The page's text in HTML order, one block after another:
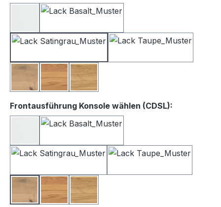
BalkeneicheKernbucheWildeiche
Frontausführung Konsole wählen (CDSL):
BalkeneicheKernbucheWildeiche